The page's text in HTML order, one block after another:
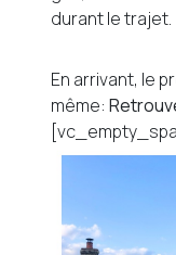
durant le trajet.
En arrivant, le
même: